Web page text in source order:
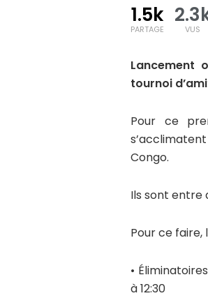
1.5k
PARTAGE VUS
Lancement
tournoi
Pour ce
Congo.
Ils sont entre
Pour ce
•
à 12:30